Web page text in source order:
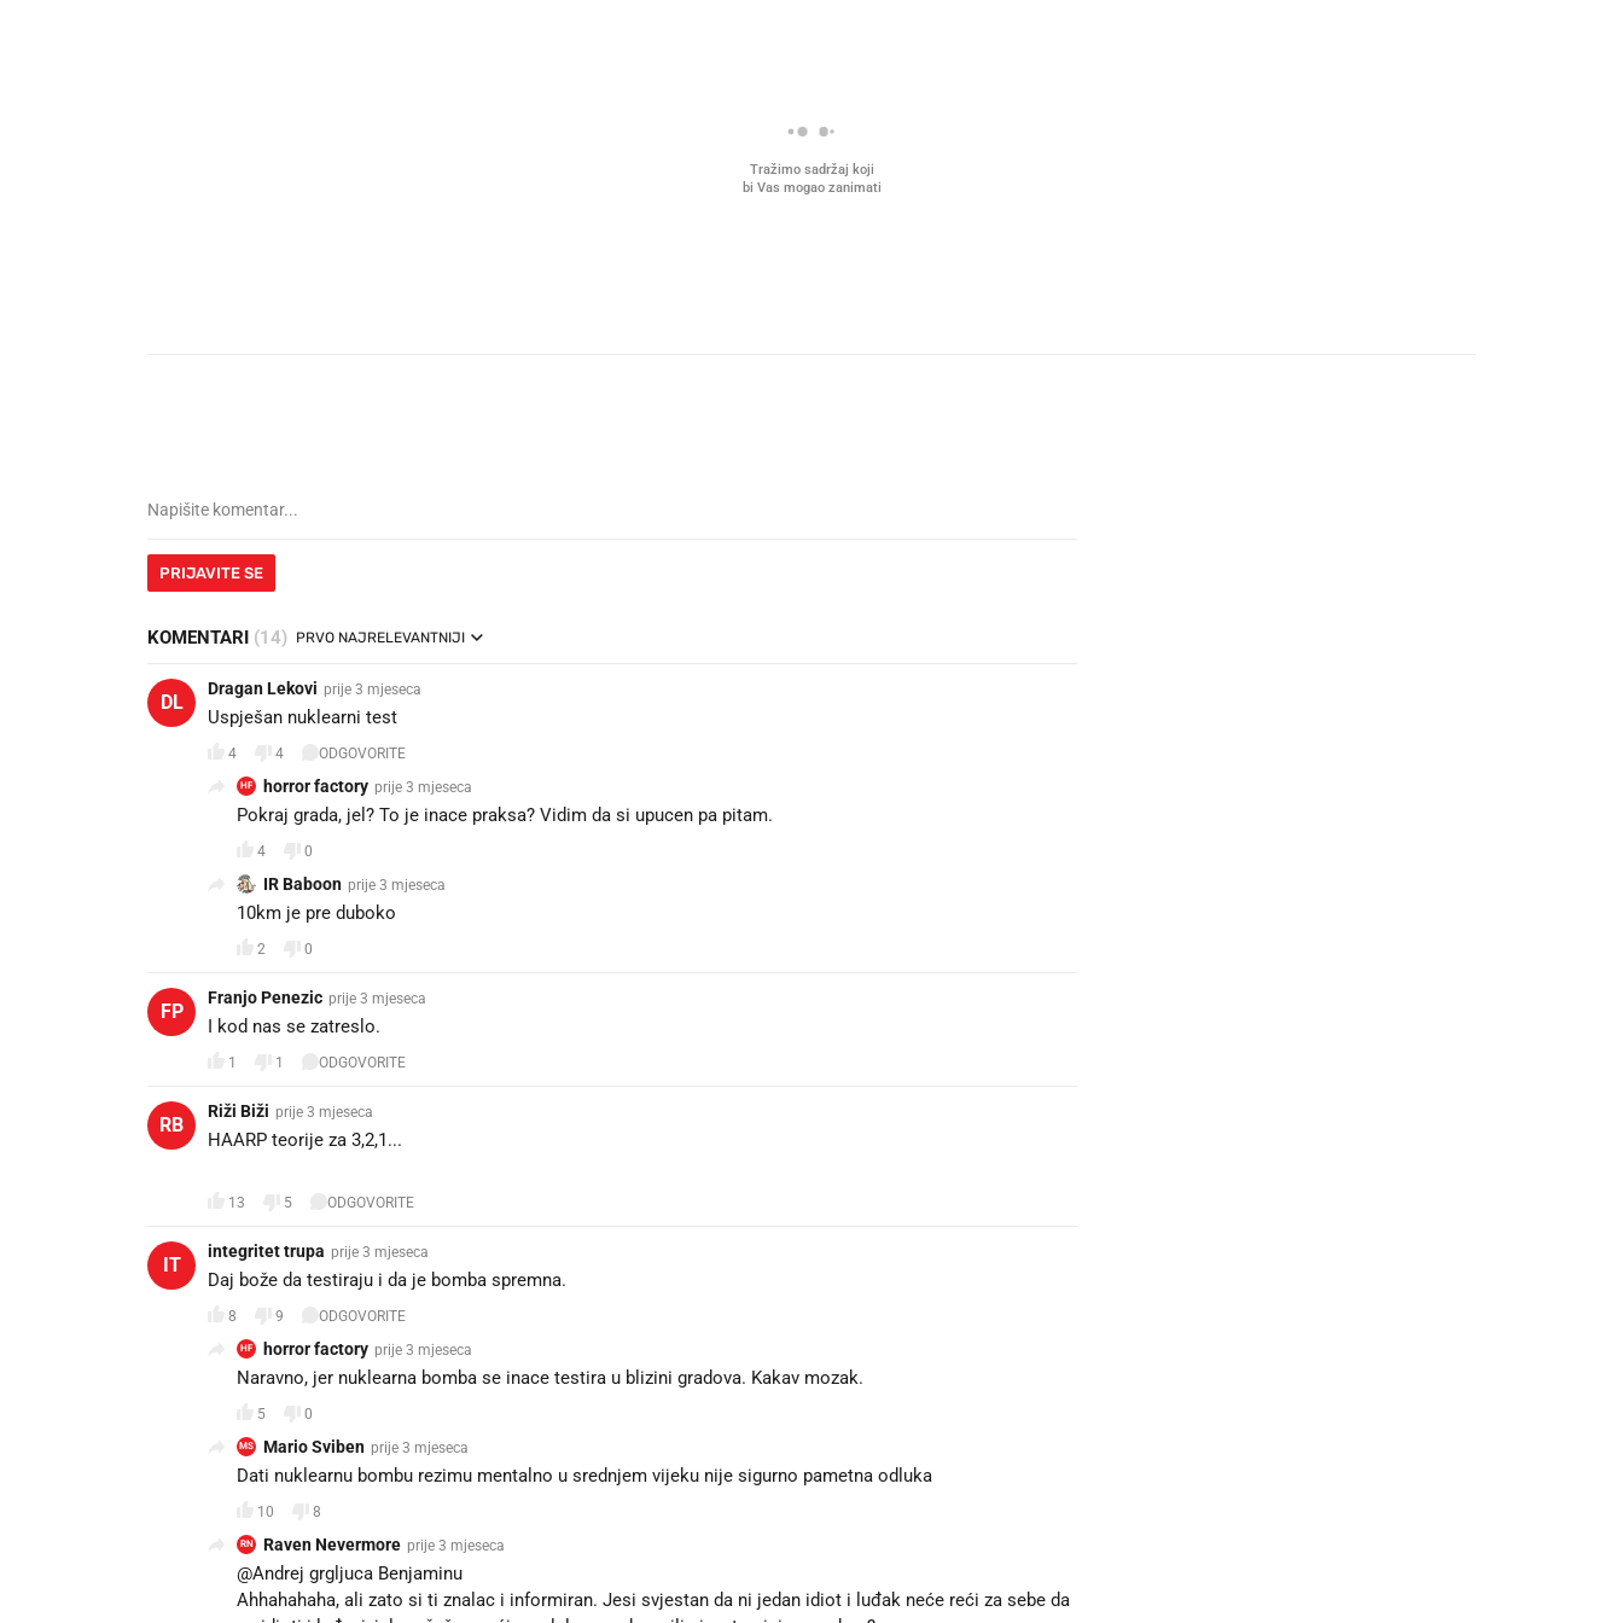
Tražimo sadržaj koji
bi Vas mogao zanimati
PRIJAVITE SE
KOMENTARI (14) PRVO NAJRELEVANTNIJI
DL
Dragan Lekovi prije 3 mjeseca
Uspješan nuklearni test 👍
4 4 ODGOVORITE
HF horror factory prije 3 mjeseca
Pokraj grada, jel? To je inace praksa? Vidim da si upucen pa pitam.
4 0
IR Baboon prije 3 mjeseca
10km je pre duboko
2 0
FP
Franjo Penezic prije 3 mjeseca
I kod nas se zatreslo.
1 1 ODGOVORITE
RB
Riži Biži prije 3 mjeseca
HAARP teorije za 3,2,1...
13 5 ODGOVORITE
IT
integritet trupa prije 3 mjeseca
Daj bože da testiraju i da je bomba spremna.
8 9 ODGOVORITE
HF horror factory prije 3 mjeseca
Naravno, jer nuklearna bomba se inace testira u blizini gradova. Kakav mozak.
5 0
MS Mario Sviben prije 3 mjeseca
Dati nuklearnu bombu rezimu mentalno u srednjem vijeku nije sigurno pametna odluka
10 8
RN Raven Nevermore prije 3 mjeseca
@Andrej grgljuca Benjaminu
Ahhahahaha, ali zato si ti znalac i informiran. Jesi svjestan da ni jedan idiot i luđak neće reći za sebe da